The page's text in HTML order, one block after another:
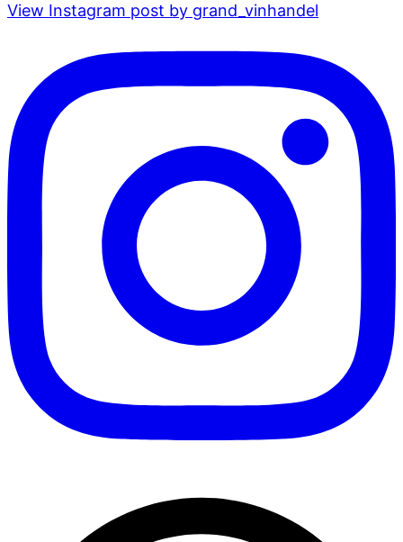
View Instagram post by grand_vinhandel